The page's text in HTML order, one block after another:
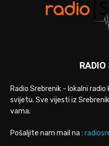
Radio Srebrenik - lokalni
svijetu. Sve vijesti iz
vama.
Pošaljite nam mail na :